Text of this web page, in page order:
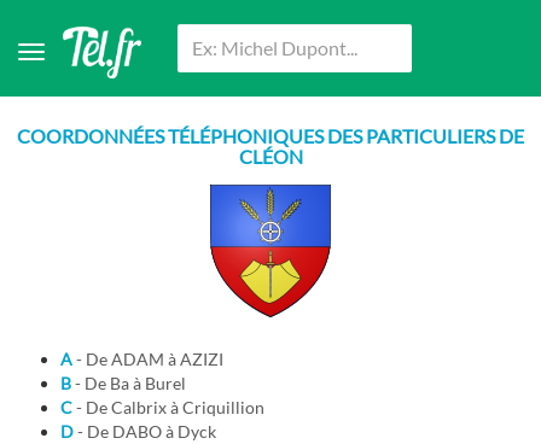
COORDONNÉES TÉLÉPHONIQUES DES PARTICULIERS DE
CLÉON
A
- De ADAM à AZIZI
B
- De Ba à Burel
C
- De Calbrix à Criquillion
D
- De DABO à Dyck